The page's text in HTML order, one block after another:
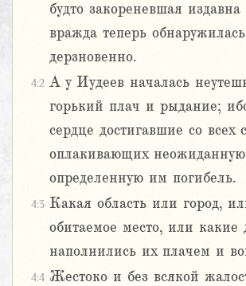
будто закореневшая
вражда теперь обнаружилась
дерзновенно.
4:2 А у Иудеев началась
горький плач и рыдание;
сердце достигавшие со всех
оплакивающих
определенную им погибель.
4:3 Какая область или город,
обитаемое место, или какие
наполнились их плачем и
4:4 Жестоко и без всякой